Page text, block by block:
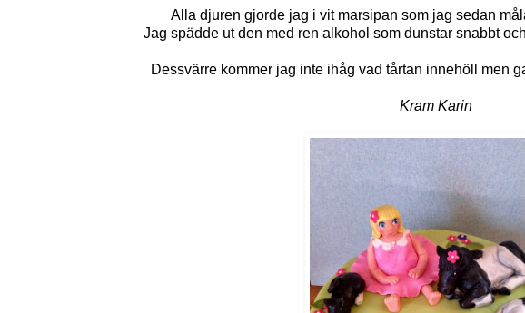
Alla djuren gjorde jag i vit marsipan som jag sedan
Jag spädde ut den med ren alkohol som dunstar snabbt
Dessvärre kommer jag inte ihåg vad tårtan innehöll men
Kram Karin